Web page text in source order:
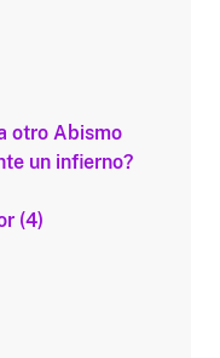
otro Abismo
un infierno?
(4)